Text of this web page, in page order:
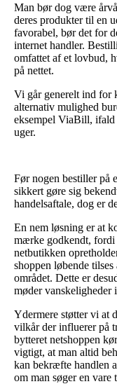
Man bør dog være
deres produkter til en
favorabel, bør det for
internet handler.
omfattet af et lovbud,
på nettet.
Vi går generelt ind for
alternativ mulighed
eksempel ViaBill, ifald
uger.
Før nogen bestiller på
sikkert gøre sig
handelsaftale, dog er
En nem løsning er at
mærke godkendt, fordi
netbutikken
shoppen løbende
området. Dette er
møder vanskeligheder
Ydermere støtter vi at
vilkår der influerer på
bytteret netshoppen
vigtigt, at man altid
kan bekræfte handlen
om man søger en